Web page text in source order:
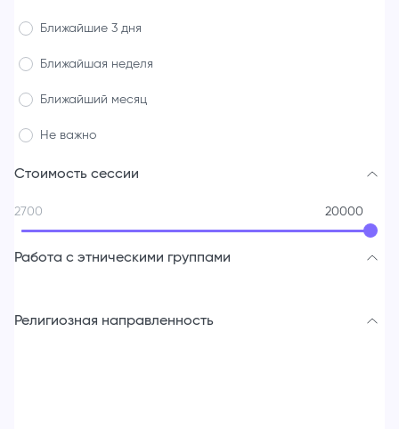
Ближайшие 3 дня
Ближайшая неделя
Ближайший месяц
Не важно
Стоимость сессии
20000
2700
Работа с этническими группами
Религиозная направленность